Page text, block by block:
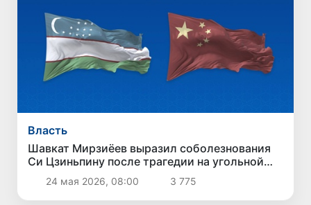
Власть
Шавкат Мирзиёев выразил соболезнования
Си Цзиньпину после трагедии на угольной
шахте в Китае
24 мая 2026, 08:00 3 775